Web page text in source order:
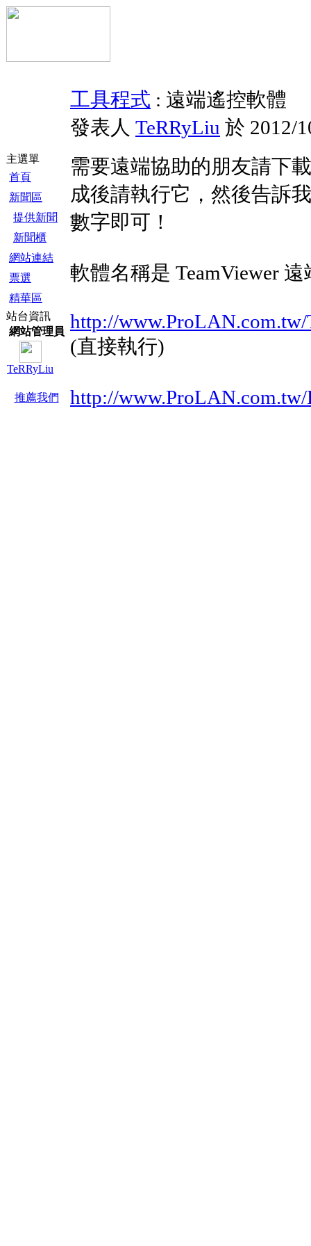
主選單
首頁
新聞區
提供新聞
新聞櫃
網站連結
票選
精華區
站台資訊
網站管理員
TeRRyLiu
推薦我們
工具程式 : 遠端遙控軟體
發表人 TeRRyLiu 於 2012/
需要遠端協助的朋友請下
成後請執行它，然後告訴
數字即可！
軟體名稱是 TeamViewer
http://www.ProLAN.com.tw/
(直接執行)
http://www.ProLAN.com.tw/